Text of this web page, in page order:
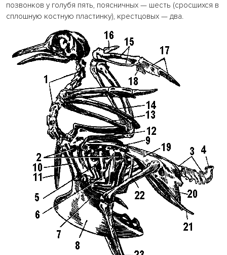
позвонков у голубя пять, поясничных — шесть (сросшихся в
сплошную костную пластинку), крестцовых — два.